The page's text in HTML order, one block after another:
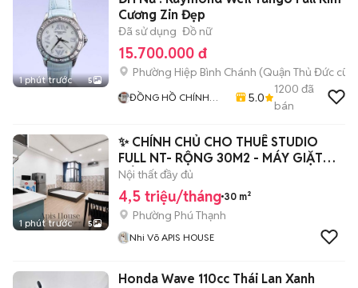
1 phút trước 5
Cương Zin Đẹp
Đã sử dụng Đồ nữ
15.700.000 đ
Phường Hiệp Bình Chánh (Quận Thủ Đức cũ)
ĐỒNG HỒ CHÍNH
5.0
1200 đã
bán
1 phút trước 5
✨ CHÍNH CHỦ CHO THUÊ STUDIO
FULL NT- RỘNG 30M2 - MÁY GIẶT
RIÊNG ✨
Nội thất đầy đủ
4,5 triệu/tháng 30 m²
Phường Phú Thạnh
Nhi Võ APIS HOUSE
Honda Wave 110cc Thái Lan Xanh